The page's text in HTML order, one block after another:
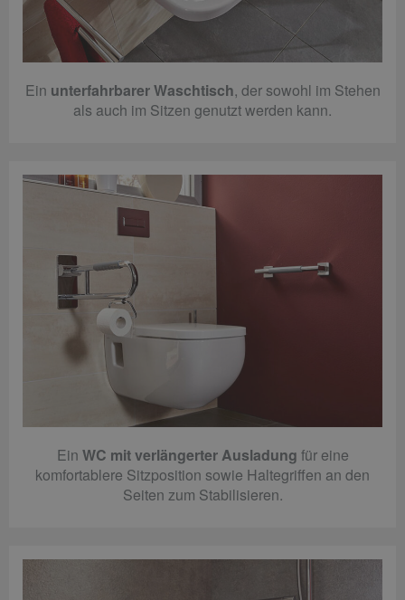
Ein unterfahrbarer Waschtisch, der sowohl im Stehen
als auch im Sitzen genutzt werden kann.
Ein WC mit verlängerter Ausladung für eine
komfortablere Sitzposition sowie Haltegriffen an den
Seiten zum Stabilisieren.